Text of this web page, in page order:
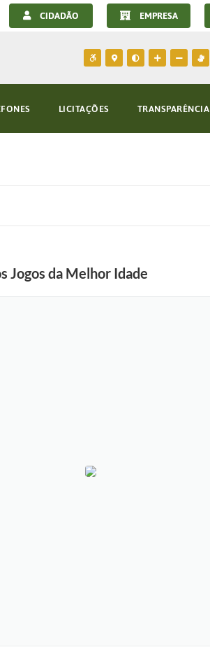
CIDADÃO EMPRESA
LICITAÇÕES TRANSPARÊNCIA
Jogos da Melhor Idade